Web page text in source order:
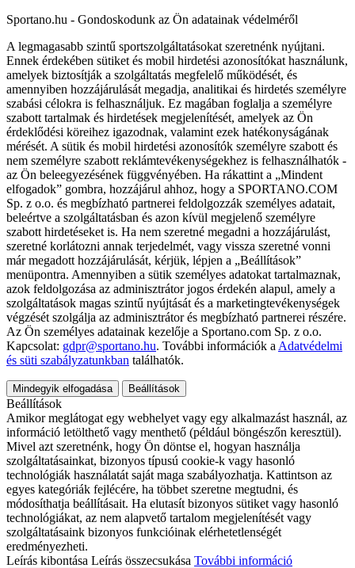
Sportano.hu - Gondoskodunk az Ön adatainak védelméről
A legmagasabb szintű sportszolgáltatásokat szeretnénk nyújtani.
Ennek érdekében sütiket és mobil hirdetési azonosítókat használunk,
amelyek biztosítják a szolgáltatás megfelelő működését, és
amennyiben hozzájárulását megadja, analitikai és hirdetés személyre
szabási célokra is felhasználjuk. Ez magában foglalja a személyre
szabott tartalmak és hirdetések megjelenítését, amelyek az Ön
érdeklődési köreihez igazodnak, valamint ezek hatékonyságának
mérését. A sütik és mobil hirdetési azonosítók személyre szabott és
nem személyre szabott reklámtevékenységekhez is felhasználhatók -
az Ön beleegyezésének függvényében. Ha rákattint a „Mindent
elfogadok” gombra, hozzájárul ahhoz, hogy a SPORTANO.COM
Sp. z o.o. és megbízható partnerei feldolgozzák személyes adatait,
beleértve a szolgáltatásban és azon kívül megjelenő személyre
szabott hirdetéseket is. Ha nem szeretné megadni a hozzájárulást,
szeretné korlátozni annak terjedelmét, vagy vissza szeretné vonni
már megadott hozzájárulását, kérjük, lépjen a „Beállítások”
menüpontra. Amennyiben a sütik személyes adatokat tartalmaznak,
azok feldolgozása az adminisztrátor jogos érdekén alapul, amely a
szolgáltatások magas szintű nyújtását és a marketingtevékenységek
végzését szolgálja az adminisztrátor és megbízható partnerei részére.
Az Ön személyes adatainak kezelője a Sportano.com Sp. z o.o.
Kapcsolat: gdpr@sportano.hu. További információk a Adatvédelmi
és süti szabályzatunkban találhatók.
Mindegyik elfogadása Beállítások
Beállítások
Amikor meglátogat egy webhelyet vagy egy alkalmazást használ, az
információ letölthető vagy menthető (például böngészőn keresztül).
Mivel azt szeretnénk, hogy Ön döntse el, hogyan használja
szolgáltatásainkat, bizonyos típusú cookie-k vagy hasonló
technológiák használatát saját maga szabályozhatja. Kattintson az
egyes kategóriák fejlécére, ha többet szeretne megtudni, és
módosíthatja beállításait. Ha elutasít bizonyos sütiket vagy hasonló
technológiákat, az nem alapvető tartalom megjelenítését vagy
szolgáltatásaink bizonyos funkcióinak elérhetetlenségét
eredményezheti.
Leírás kibontása Leírás összecsukása További információ